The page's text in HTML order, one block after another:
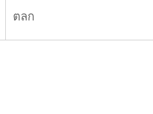
ตลก